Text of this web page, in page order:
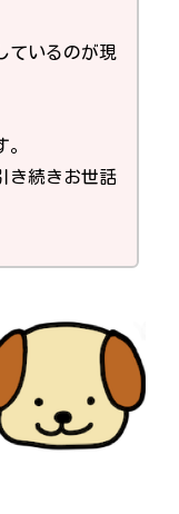
ているのが現
き続きお世話